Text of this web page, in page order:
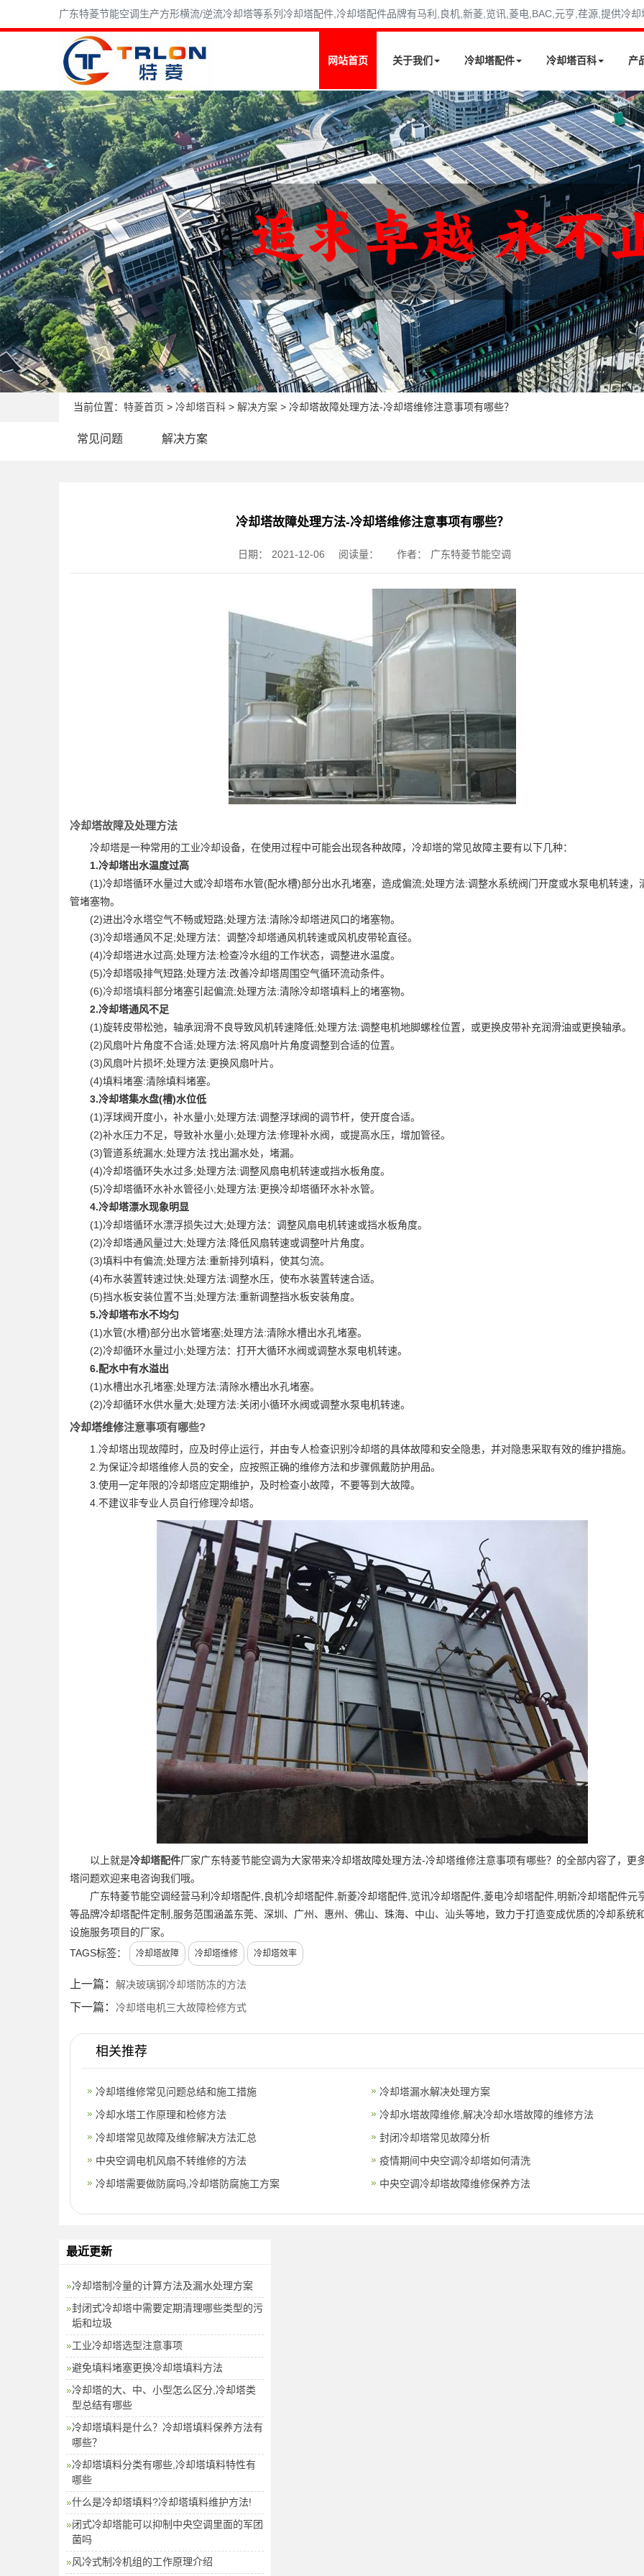
广东特菱节能空调生产方形横流/逆流冷却塔等系列冷却塔配件,冷却塔配件品牌有马利,良机,新菱,览讯,菱电,BAC,元亨,荏源,提供冷
网站首页 关于我们 冷却塔配件 冷却塔百科 产
当前位置： 特菱首页 > 冷却塔百科 > 解决方案 > 冷却塔故障处理方法-冷却塔维修注意事项有哪些？
常见问题 解决方案
冷却塔故障处理方法-冷却塔维修注意事项有哪些？
日期： 2021-12-06 阅读量： 作者： 广东特菱节能空调
冷却塔故障及处理方法
冷却塔是一种常用的工业冷却设备，在使用过程中可能会出现各种故障，冷却塔的常见故障主要有以下几种：
1.冷却塔出水温度过高
(1)冷却塔循环水量过大或冷却塔布水管(配水槽)部分出水孔堵塞，造成偏流;处理方法:调整水系统阀门开度或水泵电机转速，
管堵塞物。
(2)进出冷水塔空气不畅或短路;处理方法:清除冷却塔进风口的堵塞物。
(3)冷却塔通风不足;处理方法：调整冷却塔通风机转速或风机皮带轮直径。
(4)冷却塔进水过高;处理方法:检查冷水组的工作状态，调整进水温度。
(5)冷却塔吸排气短路;处理方法:改善冷却塔周围空气循环流动条件。
(6)冷却塔填料部分堵塞引起偏流;处理方法:清除冷却塔填料上的堵塞物。
2.冷却塔通风不足
(1)旋转皮带松弛，轴承润滑不良导致风机转速降低;处理方法:调整电机地脚螺栓位置，或更换皮带补充润滑油或更换轴承。
(2)风扇叶片角度不合适;处理方法:将风扇叶片角度调整到合适的位置。
(3)风扇叶片损坏;处理方法:更换风扇叶片。
(4)填料堵塞:清除填料堵塞。
3.冷却塔集水盘(槽)水位低
(1)浮球阀开度小，补水量小;处理方法:调整浮球阀的调节杆，使开度合适。
(2)补水压力不足，导致补水量小;处理方法:修理补水阀，或提高水压，增加管径。
(3)管道系统漏水;处理方法:找出漏水处，堵漏。
(4)冷却塔循环失水过多;处理方法:调整风扇电机转速或挡水板角度。
(5)冷却塔循环水补水管径小;处理方法:更换冷却塔循环水补水管。
4.冷却塔漂水现象明显
(1)冷却塔循环水漂浮损失过大;处理方法：调整风扇电机转速或挡水板角度。
(2)冷却塔通风量过大;处理方法:降低风扇转速或调整叶片角度。
(3)填料中有偏流;处理方法:重新排列填料，使其匀流。
(4)布水装置转速过快;处理方法:调整水压，使布水装置转速合适。
(5)挡水板安装位置不当;处理方法:重新调整挡水板安装角度。
5.冷却塔布水不均匀
(1)水管(水槽)部分出水管堵塞;处理方法:清除水槽出水孔堵塞。
(2)冷却循环水量过小;处理方法：打开大循环水阀或调整水泵电机转速。
6.配水中有水溢出
(1)水槽出水孔堵塞;处理方法:清除水槽出水孔堵塞。
(2)冷却循环水供水量大;处理方法:关闭小循环水阀或调整水泵电机转速。
冷却塔维修注意事项有哪些?
1.冷却塔出现故障时，应及时停止运行，并由专人检查识别冷却塔的具体故障和安全隐患，并对隐患采取有效的维护措施。
2.为保证冷却塔维修人员的安全，应按照正确的维修方法和步骤佩戴防护用品。
3.使用一定年限的冷却塔应定期维护，及时检查小故障，不要等到大故障。
4.不建议非专业人员自行修理冷却塔。
以上就是冷却塔配件厂家广东特菱节能空调为大家带来冷却塔故障处理方法-冷却塔维修注意事项有哪些？的全部内容了，更
塔问题欢迎来电咨询我们哦。
广东特菱节能空调经营马利冷却塔配件,良机冷却塔配件,新菱冷却塔配件,览讯冷却塔配件,菱电冷却塔配件,明新冷却塔配件元
等品牌冷却塔配件定制,服务范围涵盖东莞、深圳、广州、惠州、佛山、珠海、中山、汕头等地，致力于打造变成优质的冷却系统
设施服务项目的厂家。
TAGS标签：
冷却塔故障 冷却塔维修 冷却塔效率
上一篇： 解决玻璃钢冷却塔防冻的方法
下一篇： 冷却塔电机三大故障检修方式
相关推荐
冷却塔维修常见问题总结和施工措施
冷却塔漏水解决处理方案
冷却水塔工作原理和检修方法
冷却水塔故障维修,解决冷却水塔故障的维修方法
冷却塔常见故障及维修解决方法汇总
封闭冷却塔常见故障分析
中央空调电机风扇不转维修的方法
疫情期间中央空调冷却塔如何清洗
冷却塔需要做防腐吗,冷却塔防腐施工方案
中央空调冷却塔故障维修保养方法
最近更新
冷却塔制冷量的计算方法及漏水处理方案
封闭式冷却塔中需要定期清理哪些类型的污
垢和垃圾
工业冷却塔选型注意事项
避免填料堵塞更换冷却塔填料方法
冷却塔的大、中、小型怎么区分,冷却塔类
型总结有哪些
冷却塔填料是什么？冷却塔填料保养方法有
哪些？
冷却塔填料分类有哪些,冷却塔填料特性有
哪些
什么是冷却塔填料?冷却塔填料维护方法!
闭式冷却塔能可以抑制中央空调里面的军团
菌吗
风冷式制冷机组的工作原理介绍